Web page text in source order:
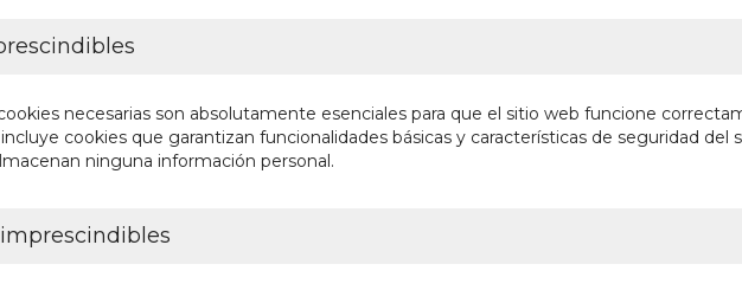
necesarias son absolutamente esenciales para que el sitio web funcione
cookies que garantizan funcionalidades básicas y características de seguridad del
ninguna información personal.
VIRGINIA